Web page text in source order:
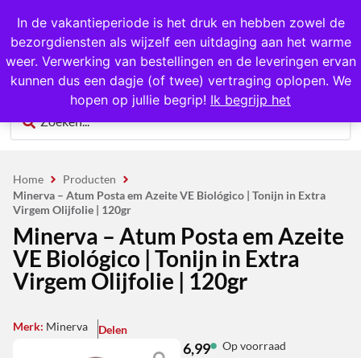
In de vakantieperiode is het druk en hebben zowel de
bezorgdiensten als wijzelf een uitdaging aan het warme
weer. Verwerking van bestellingen en de leveringen ervan
kunnen dus een dagje (of twee) vertraging oplopen. We
hopen op jullie begrip! Ik begrijp het
1000+ producten op voorraad
0
Home
Producten
Minerva – Atum Posta em Azeite VE Biológico | Tonijn in Extra
Virgem Olijfolie | 120gr
Minerva – Atum Posta em Azeite
VE Biológico | Tonijn in Extra
Virgem Olijfolie | 120gr
Merk: Minerva Delen
6,99 Op voorraad